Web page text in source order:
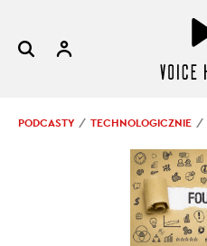
PODCASTY TECHNOLOGICZNIE